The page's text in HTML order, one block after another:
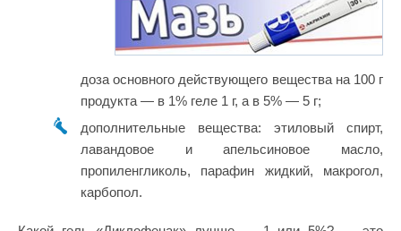
доза основного действующего вещества на 100 г
продукта — в 1% геле 1 г, а в 5% — 5 г;
дополнительные вещества: этиловый спирт,
лавандовое и апельсиновое масло,
пропиленгликоль, парафин жидкий, макрогол,
карбопол.